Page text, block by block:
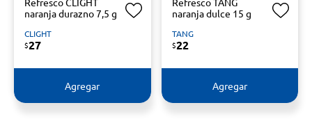
naranja durazno 7,5 g
CLIGHT
$27
Agregar
naranja dulce 15 g
TANG
$22
Agregar